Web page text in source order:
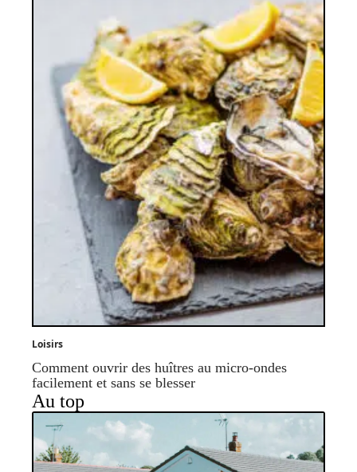
Loisirs
Comment ouvrir des huîtres au micro-ondes
facilement et sans se blesser
Au top